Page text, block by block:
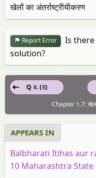
खेलों का अंतर्राष्ट्रीयीकरण
Report Error
Is
solution?
Q २. (२)
Chapter 1.7: खेल
APPEARS IN
Balbharati Itihas aur
10 Maharashtra State